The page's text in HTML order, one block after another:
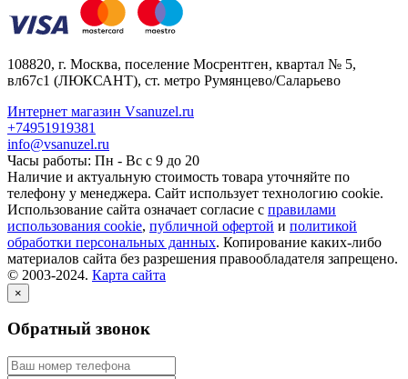
108820, г. Москва, поселение Мосрентген, квартал № 5,
вл67с1 (ЛЮКСАНТ), ст. метро Румянцево/Саларьево
Интернет магазин Vsanuzel.ru
+74951919381
info@vsanuzel.ru
Часы работы: Пн - Вс с 9 до 20
Наличие и актуальную стоимость товара уточняйте по
телефону у менеджера. Сайт использует технологию cookie.
Использование сайта означает согласие с правилами
использования cookie, публичной офертой и политикой
обработки персональных данных. Копирование каких-либо
материалов сайта без разрешения правообладателя запрещено.
© 2003-2024. Карта сайта
×
Обратный звонок